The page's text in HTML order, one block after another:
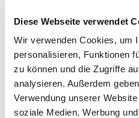
Diese Webseite verwendet
Wir verwenden Cookies, um
personalisieren, Funktionen
zu können und die Zugriffe
analysieren. Außerdem
Verwendung unserer
soziale Medien, Werbung
Diözese Fulda
Patrozinium Markus (Evangelist)
Baujahr ?
Bautyp Saalkirche
Funktion Pfarrkirche